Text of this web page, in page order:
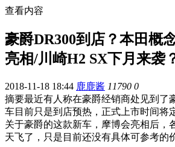
查看内容
豪爵DR300到店？本田概
亮相/川崎H2 SX下月来袭
2018-11-18 18:44 鹿鹿酱 11790 0
摘要最近有人称在豪爵经销商处见到了
车目前只是到店预热，正式上市时间将
关于豪爵的这款新车，摩博会亮相后，
天飞了，只是目前还没有具体可参考的